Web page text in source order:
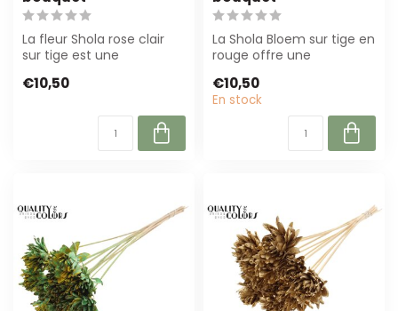
La fleur Shola rose clair
sur tige est une
fleurs fraîch...
€10,50
La Shola Bloem sur tige en
rouge offre une
est parfaite p...
€10,50
En stock